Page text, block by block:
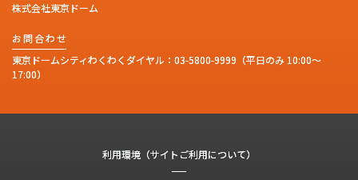
株式会社東京ドーム
お問合わせ
東京ドームシティわくわくダイヤル： 03-5800-9999 （平日のみ 10:00～
17:00）
利用環境（サイトご利用について）